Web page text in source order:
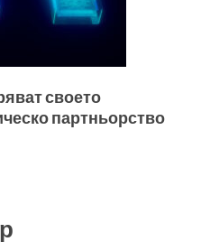
своето
партньорство